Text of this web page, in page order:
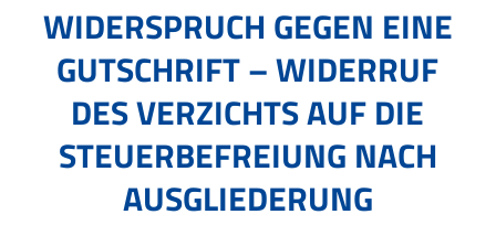
WIDERSPRUCH GEGEN EINE
GUTSCHRIFT – WIDERRUF
DES VERZICHTS AUF DIE
STEUERBEFREIUNG NACH
AUSGLIEDERUNG